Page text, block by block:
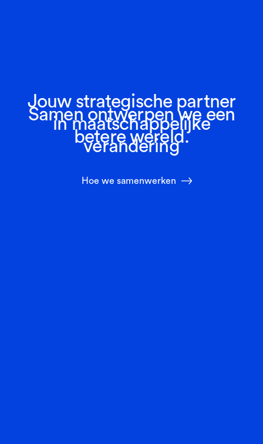
Jouw strategische partner
in maatschappelijke
verandering
Samen ontwerpen we een
betere wereld.
Hoe we samenwerken